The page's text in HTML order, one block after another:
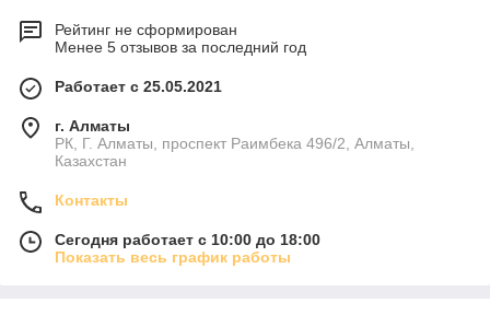
Рейтинг не сформирован
Менее 5 отзывов за последний год
Работает с 25.05.2021
г. Алматы
РК, Г. Алматы, проспект Раимбека 496/2, Алматы,
Казахстан
Контакты
Сегодня работает с 10:00 до 18:00
Показать весь график работы